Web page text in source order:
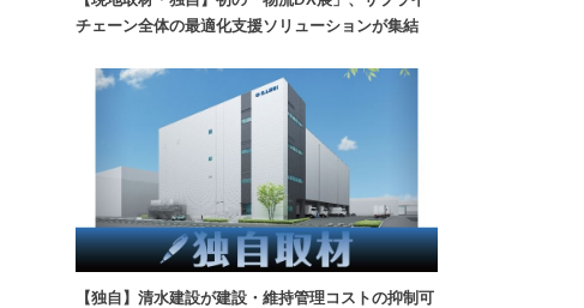
チェーン全体の最適化支援ソリューションが集結
【独自】清水建設が建設・維持管理コストの抑制可